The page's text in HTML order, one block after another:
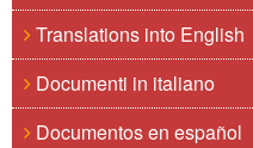
Translations into English
Documenti in italiano
Documentos en español